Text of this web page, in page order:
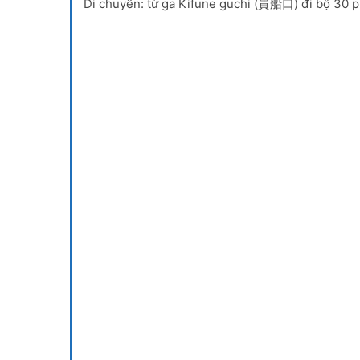
Di chuyển: từ ga Kifune guchi (貴船口) đi bộ 30